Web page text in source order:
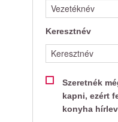
Keresztnév
Szeretnék
kapni, ezért
konyha